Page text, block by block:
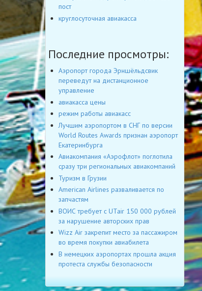
пост
круглосуточная авиакасса
Последние просмотры:
Аэропорт города Эрншёльдсвик
переведут на дистанционное
управление
авиакасса цены
режим работы авиакасс
Лучшим аэропортом в СНГ по версии
World Routes Awards признан аэропорт
Екатеринбурга
Авиакомпания «Аэрофлот» поглотила
сразу три региональных авиакомпаний
Туризм в Грузии
American Airlines разваливается по
запчастям
ВОИС требует c UTair 150 000 рублей
за нарушение авторских прав
Wizz Air закрепит место за пассажиром
во время покупки авиабилета
В немецких аэропортах прошла акция
протеста службы безопасности